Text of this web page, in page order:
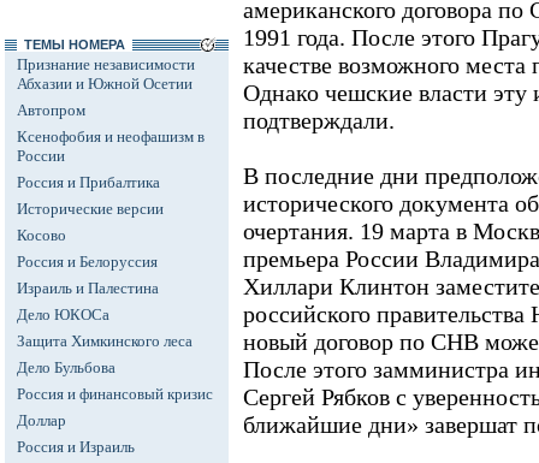
ТЕМЫ НОМЕРА
Признание независимости
Абхазии и Южной Осетии
Автопром
Ксенофобия и неофашизм в
России
Россия и Прибалтика
Исторические версии
Косово
Россия и Белоруссия
Израиль и Палестина
Дело ЮКОСа
Защита Химкинского леса
Дело Бульбова
Россия и финансовый кризис
Доллар
Россия и Израиль
американского договора
1991 года. После этого
качестве возможного места
Однако чешские власти
подтверждали.
В последние дни
исторического документа
очертания. 19 марта в
премьера России
Хиллари Клинтон
российского
новый договор по СНВ
После этого замминистра
Сергей Рябков с
ближайшие дни» завершат